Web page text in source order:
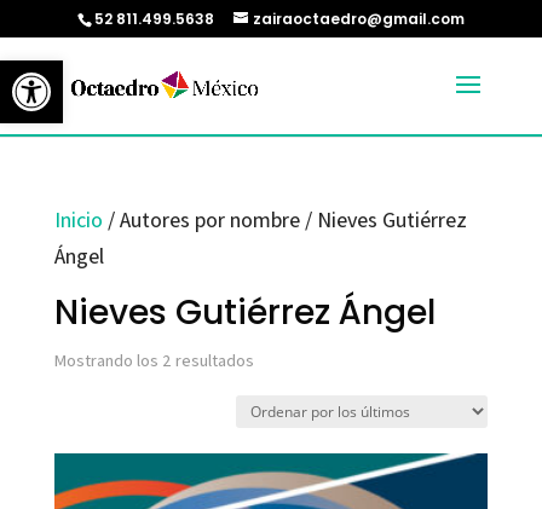
Abrir barra de herramientas
52 811.499.5638 zairaoctaedro@gmail.com
Inicio / Autores por nombre / Nieves Gutiérrez
Ángel
Nieves Gutiérrez Ángel
Mostrando los 2 resultadosOrdenado
últimos